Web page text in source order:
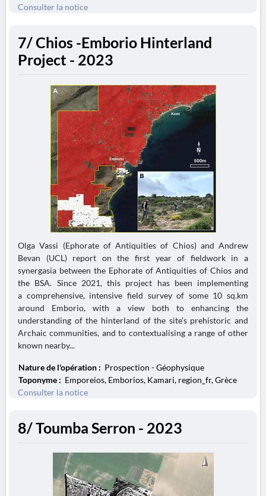
Consulter la notice
7/ Chios -Emborio Hinterland
Project - 2023
Olga Vassi (Ephorate of Antiquities of Chios) and Andrew
Bevan (UCL) report on the first year of fieldwork in a
synergasia between the Ephorate of Antiquities of Chios and
the BSA. Since 2021, this project has been implementing
a comprehensive, intensive field survey of some 10 sq.km
around Emborio, with a view both to enhancing the
understanding of the hinterland of the site’s prehistoric and
Archaic communities, and to contextualising a range of other
known nearby...
Nature de l'opération : Prospection - Géophysique
Toponyme : Emporeios, Emborios, Kamari, region_fr, Grèce
Consulter la notice
8/ Toumba Serron - 2023